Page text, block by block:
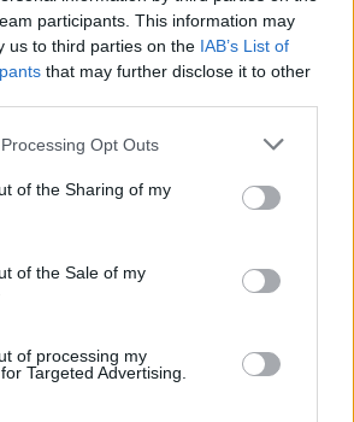
participants. This information may
us to third parties on the IAB’s List of
that may further disclose it to other
website/app uses one or more Google
or usage behaviour. You may click to
to Google and its third-party tags to
specified purposes in below Google
Opt Outs
of the Sharing of my
of the Sale of my
of processing my
Targeted Advertising.
Hír | 2021.09.12 10:00
Shang-Chi és a Tíz Gyűrű
a Shang-Chi és a tíz gyűrű
kapcsolatban
Hír| 2021.07.01 08:00